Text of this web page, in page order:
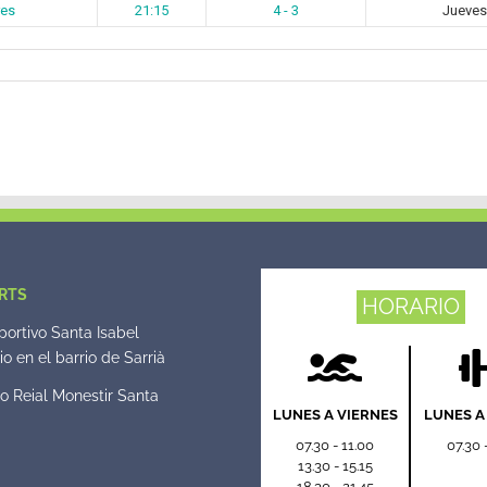
21:15 4 - 3 Jueves
Santa Isabel
en el barrio de Sarrià
Reial Monestir Santa
HORARIO
LUNES A VIERNES
07.30 - 11.00
13.30 - 15.15
LUNES
07.30